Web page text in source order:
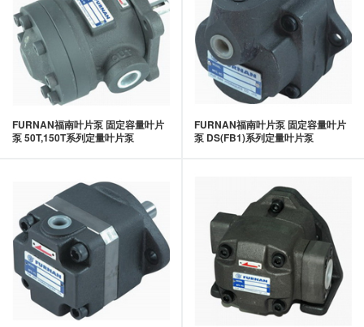
FURNAN福南叶片泵 固定容量叶片
泵 50T,150T系列定量叶片泵
FURNAN福南叶片泵 固定容量叶片
泵 DS(FB1)系列定量叶片泵